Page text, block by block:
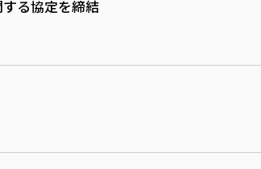
る協定を締結